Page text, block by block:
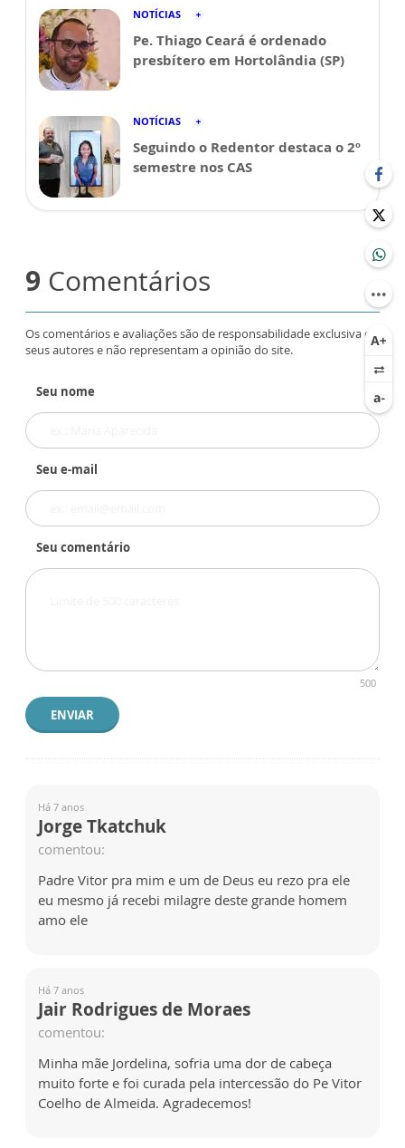
NOTÍCIAS
Pe. Thiago Ceará é ordenado
presbítero em Hortolândia (SP)
NOTÍCIAS
Seguindo o Redentor destaca o 2º
semestre nos CAS
9 Comentários
Os comentários e avaliações são de responsabilidade exclusiva de
seus autores e não representam a opinião do site.
Seu nome
Seu e-mail
Seu comentário
500
ENVIAR
Há 7 anos
Jorge Tkatchuk
comentou:
Padre Vitor pra mim e um de Deus eu rezo pra ele
eu mesmo já recebi milagre deste grande homem
amo ele
Há 7 anos
Jair Rodrigues de Moraes
comentou:
Minha mãe Jordelina, sofria uma dor de cabeça
muito forte e foi curada pela intercessão do Pe Vitor
Coelho de Almeida. Agradecemos!